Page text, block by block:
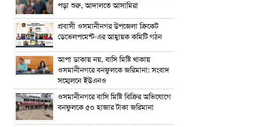
পড়া শুরু, আদালতে আসামিরা
প্রবাসী ওসমানীনগর উপজেলা ক্রিকেট
ডেভেলপমেন্ট-এর আহ্বায়ক কমিটি গঠন
আপা ডাকায় নয়, বাসি মিষ্টি থাকায়
ওসমানীনগরে বনফুলকে জরিমানা: সংবাদ
সম্মেলনে ইউএনও
ওসমানীনগরে বাসি মিষ্টি বিক্রির অভিযোগে
বনফুলকে ৫০ হাজার টাকা জরিমানা